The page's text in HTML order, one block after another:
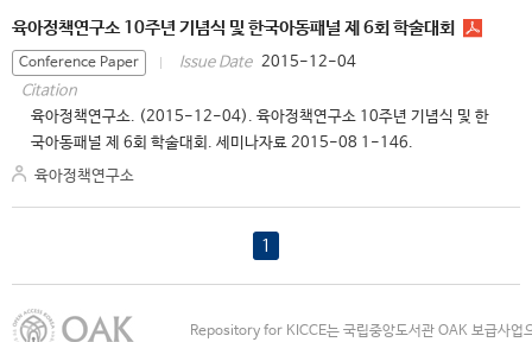
육아정책연구소 10주년 기념식 및 한국아동패널 제 6회 학술대회
Conference Paper Issue Date 2015-12-04
Citation
육아정책연구소. (2015-12-04). 육아정책연구소 10주년 기념식 및 한
국아동패널 제 6회 학술대회. 세미나자료 2015-08 1-146.
육아정책연구소
1
Repository for KICCE는 국립중앙도서관 OAK 보급사업